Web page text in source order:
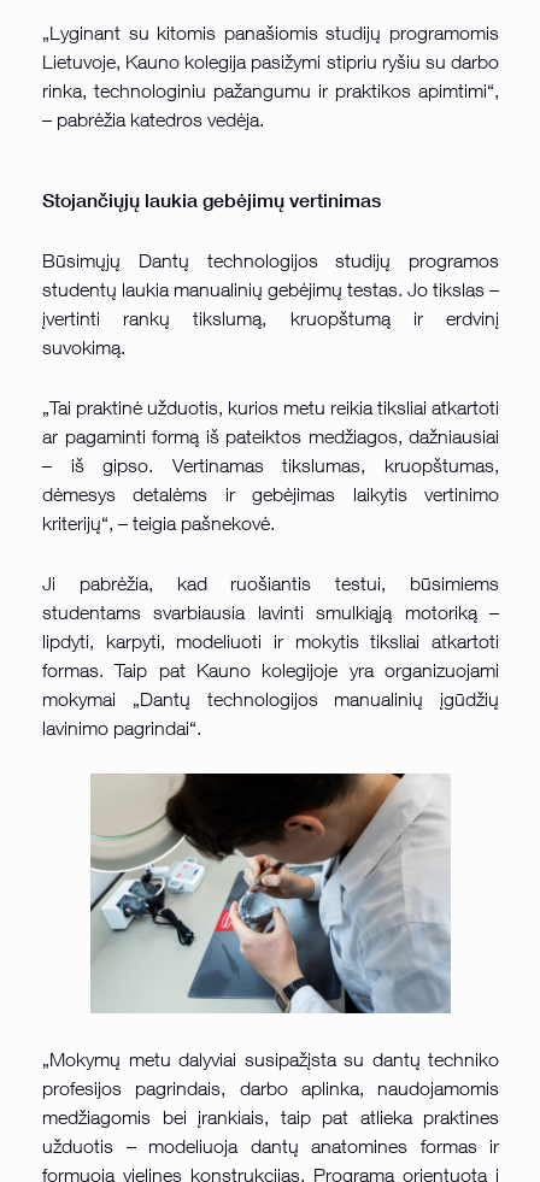
„Lyginant su kitomis panašiomis studijų programomis
Lietuvoje, Kauno kolegija pasižymi stipriu ryšiu su darbo
rinka, technologiniu pažangumu ir praktikos apimtimi“,
– pabrėžia katedros vedėja.
Stojančiųjų laukia gebėjimų vertinimas
Būsimųjų Dantų technologijos studijų programos
studentų laukia manualinių gebėjimų testas. Jo tikslas –
įvertinti rankų tikslumą, kruopštumą ir erdvinį
suvokimą.
„Tai praktinė užduotis, kurios metu reikia tiksliai atkartoti
ar pagaminti formą iš pateiktos medžiagos, dažniausiai
– iš gipso. Vertinamas tikslumas, kruopštumas,
dėmesys detalėms ir gebėjimas laikytis vertinimo
kriterijų“, – teigia pašnekovė.
Ji pabrėžia, kad ruošiantis testui, būsimiems
studentams svarbiausia lavinti smulkiąją motoriką –
lipdyti, karpyti, modeliuoti ir mokytis tiksliai atkartoti
formas. Taip pat Kauno kolegijoje yra organizuojami
mokymai „Dantų technologijos manualinių įgūdžių
lavinimo pagrindai“.
„Mokymų metu dalyviai susipažįsta su dantų techniko
profesijos pagrindais, darbo aplinka, naudojamomis
medžiagomis bei įrankiais, taip pat atlieka praktines
užduotis – modeliuoja dantų anatomines formas ir
formuoja vielines konstrukcijas. Programa orientuota į